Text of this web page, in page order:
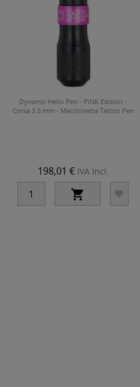
Dynamic Hello Pen - PINK Edition -
Corsa 3.5 mm - Macchinetta Tattoo Pen
198,01 € IVA Incl.
 